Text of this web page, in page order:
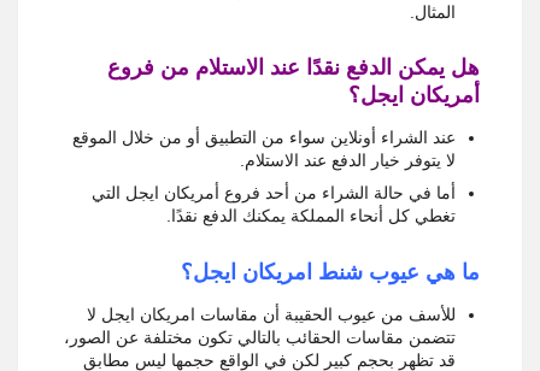
المثال.
هل يمكن الدفع نقدًا عند الاستلام من فروع
أمريكان ايجل؟
عند الشراء أونلاين سواء من التطبيق أو من خلال الموقع
لا يتوفر خيار الدفع عند الاستلام.
أما في حالة الشراء من أحد فروع أمريكان ايجل التي
تغطي كل أنحاء المملكة يمكنك الدفع نقدًا.
ما هي عيوب شنط امريكان ايجل؟
للأسف من عيوب الحقيبة أن مقاسات امريكان ايجل لا
تتضمن مقاسات الحقائب بالتالي تكون مختلفة عن الصور،
قد تظهر بحجم كبير لكن في الواقع حجمها ليس مطابق